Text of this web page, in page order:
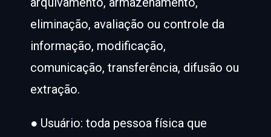
eliminação, avaliação ou controle da
informação, modificação,
comunicação, transferência, difusão ou
extração.
● Usuário: toda pessoa física que